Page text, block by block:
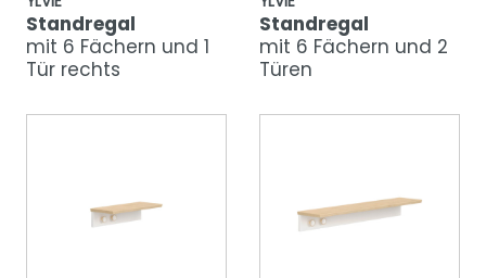
Standregal
mit 6 Fächern und 1
Tür rechts
Standregal
mit 6 Fächern und 2
Türen